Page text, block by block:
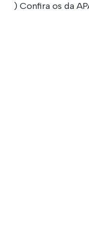
) Confira os da